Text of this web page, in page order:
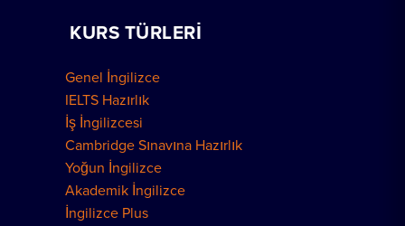
KURS TÜRLERI
Genel İngilizce
IELTS Hazırlık
İş İngilizcesi
Cambridge Sınavına Hazırlık
Yoğun İngilizce
Akademik İngilizce
İngilizce Plus